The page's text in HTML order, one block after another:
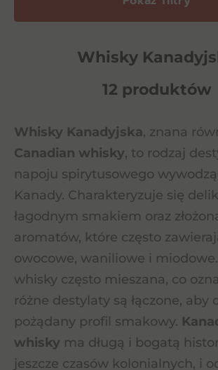
Whisky
12 produktów
Whisky Kanadyjska, znana
Canadian whisky, to rodzaj
napoju spirytusowego
Kanady. Charakteryzuje się
łagodnym smakiem oraz
aromatów, które często
owocowe, waniliowe i
whisky często mieszana, co
różne destylaty są łączone, aby
pożądany profil smakowy.
whisky ma długą i bogatą
jeszcze czasów kolonialnych, i